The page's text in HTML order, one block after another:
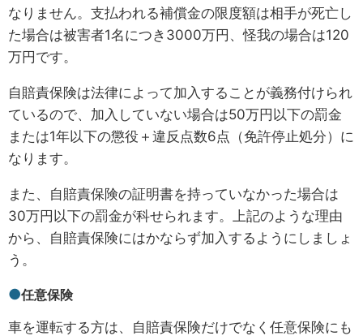
なりません。支払われる補償金の限度額は相手が死亡し
た場合は被害者1名につき3000万円、怪我の場合は120
万円です。
自賠責保険は法律によって加入することが義務付けられ
ているので、加入していない場合は50万円以下の罰金
または1年以下の懲役＋違反点数6点（免許停止処分）に
なります。
また、自賠責保険の証明書を持っていなかった場合は
30万円以下の罰金が科せられます。上記のような理由
から、自賠責保険にはかならず加入するようにしましょ
う。
任意保険
車を運転する方は、自賠責保険だけでなく任意保険にも